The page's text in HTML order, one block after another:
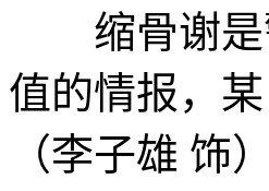
缩骨谢是
值的情报，
（李子雄 饰